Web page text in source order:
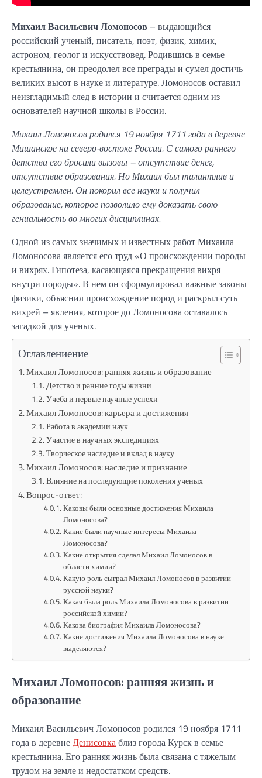
Михаил Васильевич Ломоносов – выдающийся
российский ученый, писатель, поэт, физик, химик,
астроном, геолог и искусствовед. Родившись в семье
крестьянина, он преодолел все преграды и сумел достичь
великих высот в науке и литературе. Ломоносов оставил
неизгладимый след в истории и считается одним из
основателей научной школы в России.
Михаил Ломоносов родился 19 ноября 1711 года в деревне
Мишанское на северо-востоке России. С самого раннего
детства его бросили вызовы – отсутствие денег,
отсутствие образования. Но Михаил был талантлив и
целеустремлен. Он покорил все науки и получил
образование, которое позволило ему доказать свою
гениальность во многих дисциплинах.
Одной из самых значимых и известных работ Михаила
Ломоносова является его труд «О происхождении породы
и вихрях. Гипотеза, касающаяся прекращения вихря
внутри породы». В нем он сформулировал важные законы
физики, объяснил происхождение пород и раскрыл суть
вихрей – явления, которое до Ломоносова оставалось
загадкой для ученых.
Оглавлениение
Михаил Ломоносов: ранняя жизнь и образование
Детство и ранние годы жизни
Учеба и первые научные успехи
Михаил Ломоносов: карьера и достижения
Работа в академии наук
Участие в научных экспедициях
Творческое наследие и вклад в науку
Михаил Ломоносов: наследие и признание
Влияние на последующие поколения ученых
Вопрос-ответ:
Каковы были основные достижения Михаила
Ломоносова?
Какие были научные интересы Михаила
Ломоносова?
Какие открытия сделал Михаил Ломоносов в
области химии?
Какую роль сыграл Михаил Ломоносов в развитии
русской науки?
Какая была роль Михаила Ломоносова в развитии
российской химии?
Какова биография Михаила Ломоносова?
Какие достижения Михаила Ломоносова в науке
выделяются?
Михаил Ломоносов: ранняя жизнь и
образование
Михаил Васильевич Ломоносов родился 19 ноября 1711
года в деревнеДенисовкаблиз города Курск в семье
крестьянина. Его ранняя жизнь была связана с тяжелым
трудом на земле и недостатком средств.